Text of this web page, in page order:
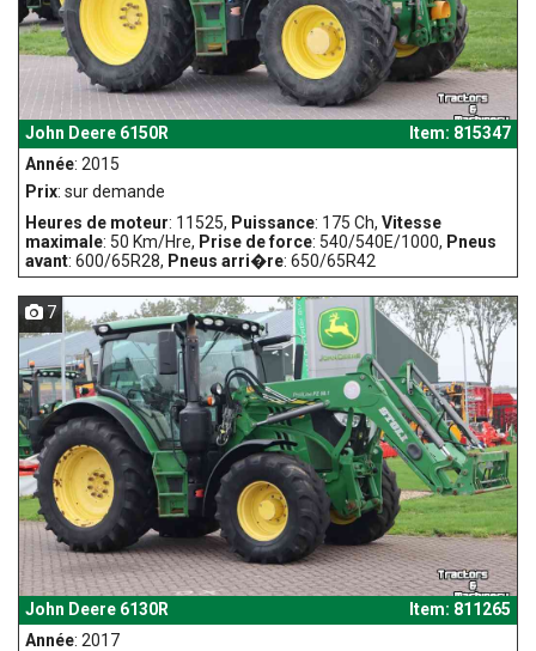
John Deere 6150R
Item: 815347
Année: 2015
Prix: sur demande
Heures de moteur: 11525, Puissance: 175 Ch, Vitesse
maximale: 50 Km/Hre, Prise de force: 540/540E/1000, Pneus
avant: 600/65R28, Pneus arri�re: 650/65R42
7
John Deere 6130R
Item: 811265
Année: 2017